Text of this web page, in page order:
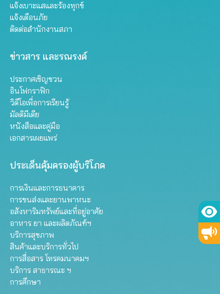
แจ้งเบาะแสและร้องทุกข์
แจ้งเตือนภัย
ติดต่อสำนักงานสภา
ข่าวสาร และรณรงค์
ประกาศเชิญชวน
อินโฟกราฟิก
วิดีโอเพื่อการเรียนรู้
มัลติมีเดีย
หนังสือและคู่มือ
เอกสารเผยแพร่
ประเด็นคุ้มครองผู้บริโภค
การเงินและการธนาคาร
การขนส่งและยานพาหนะ
อสังหาริมทรัพย์และที่อยู่อาศัย
อาหาร ยา และผลิตภัณฑ์ฯ
บริการสุขภาพ
สินค้าและบริการทั่วไป
การสื่อสาร โทรคมนาคมฯ
บริการ สาธารณะ ฯ
การศึกษา